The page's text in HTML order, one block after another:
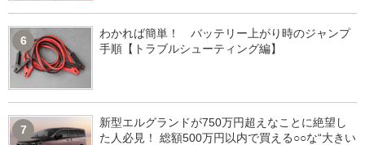
6
わかれば簡単！ バッテリー上がり時のジャンプ
手順【トラブルシューティング編】
7
新型エルグランドが750万円超えなことに絶望し
た人必見！ 総額500万円以内で買える○○な“大きい